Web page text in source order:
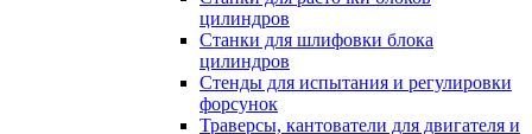
цилиндров
Станки для шлифовки блока
цилиндров
Стенды для испытания и регулировки
форсунок
Траверсы, кантователи для двигателя и